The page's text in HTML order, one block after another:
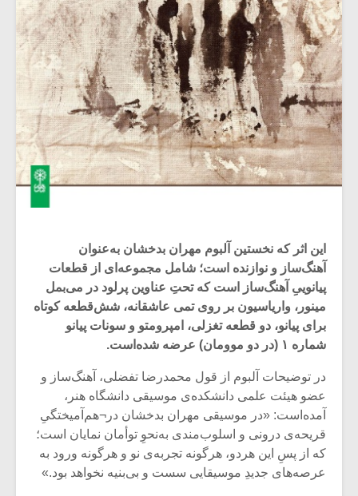
این اثر که نخستین آلبوم مهران بدخشان به‌عنوان
آهنگ‌ساز و نوازنده است؛ شامل مجموعه‌ای از قطعات
پیانوییِ آهنگ‌ساز است که تحتِ عناوین پرلود در می‌بمل
مینور، واریاسیون‌ بر روی تمی عاشقانه، شش‌قطعه کوتاه
برای پیانو، دو قطعه تغزلی، امپرومتو و سونات پیانو
شماره ۱ (در دو موومان) عرضه شده‌است.
در توضیحات آلبوم از قول محمدرضا تفضلی، آهنگ‌ساز و
عضو هیئت علمی دانشکده‌ی موسیقی دانشگاه هنر،
آمده‌است: «در موسیقی مهران بدخشان در¬هم‌آمیختگیِ
قریحه‌ی درونی و اسلوب‌مندی به‌نحوِ توأمان نمایان است؛
که از‌ پسِ این هردو، هرگونه تجربه‌ی نو و هرگونه ورود به
عرصه‌های جدیدِ موسیقایی سست و بی‌بنیه نخواهد بود.»